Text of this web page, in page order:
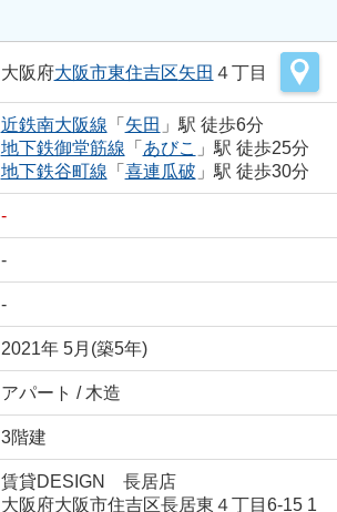
大阪府大阪市東住吉区矢田 ４丁目
近鉄南大阪線 「 矢田 」駅 徒歩6分
地下鉄御堂筋線 「 あびこ 」駅 徒歩25分
地下鉄谷町線 「 喜連瓜破 」駅 徒歩30分
-
-
-
2021年 5月(築5年)
アパート / 木造
3階建
賃貸DESIGN 長居店
大阪府大阪市住吉区長居東４丁目6-15 1